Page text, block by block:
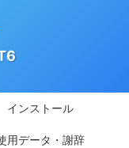
インストール
用データ・謝辞